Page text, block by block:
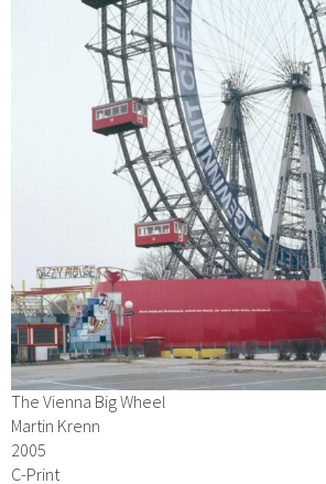
The Vienna Big Wheel
Martin Krenn
2005
C-Print